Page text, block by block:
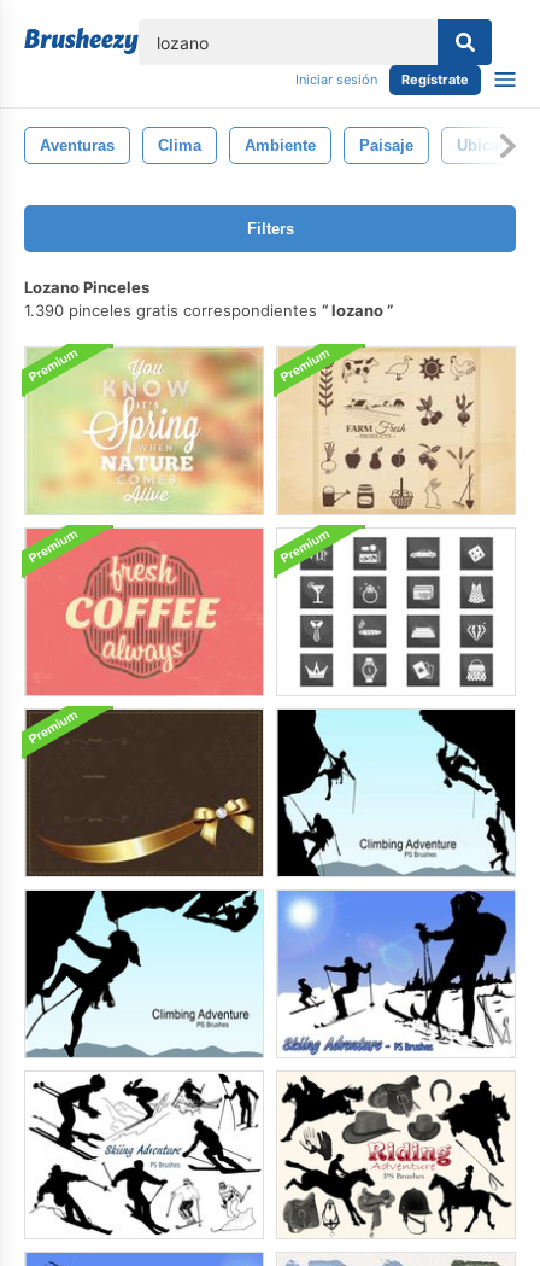
Iniciar sesión Regístrate
Aventuras Clima Ambiente Paisaje
Filters
Lozano Pinceles
1.390 pinceles gratis correspondientes
lozano